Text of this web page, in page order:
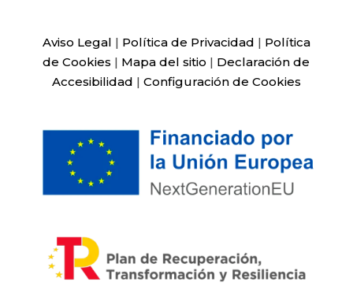
Aviso Legal | Política de Privacidad | Política
de Cookies | Mapa del sitio | Declaración de
Accesibilidad | Configuración de Cookies